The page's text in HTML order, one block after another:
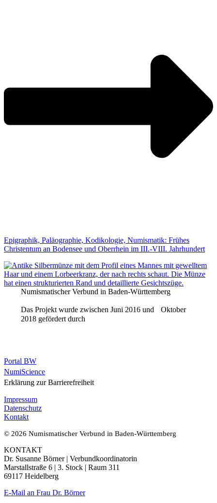
Epigraphik, Paläographie, Kodikologie, Numismatik: Frühes
Christentum an Bodensee und Oberrhein im III.-VIII. Jahrhundert
Numismatischer Verbund in Baden-Württemberg
Das Projekt wurde zwischen Juni 2016 und Oktober
2018 gefördert durch
Portal BW
NumiScience
Erklärung zur Barrierefreiheit
Impressum
Datenschutz
Kontakt
© 2026 Numismatischer Verbund in Baden-Württemberg
KONTAKT
Dr. Susanne Börner | Verbundkoordinatorin
Marstallstraße 6 | 3. Stock | Raum 311
69117 Heidelberg
E-Mail an Frau Dr. Börner